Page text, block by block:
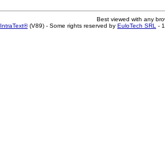
Best viewed with any
IntraText®(V89) - Some rights reserved by EuloTech SRL -